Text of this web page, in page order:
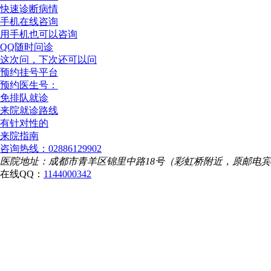
快速诊断病情
手机在线咨询
用手机也可以咨询
QQ随时问诊
这次问，下次还可以问
预约挂号平台
预约医生号：
免排队就诊
来院就诊路线
有针对性的
来院指南
咨询热线：02886129902
医院地址：成都市青羊区锦里中路18号（彩虹桥附近，原邮电
在线QQ： 1144000342